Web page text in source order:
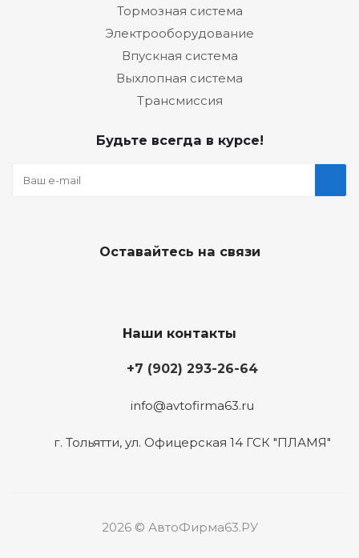
Тормозная система
Электрооборудование
Впускная система
Выхлопная система
Трансмиссия
Будьте всегда в курсе!
Оставайтесь на связи
Наши контакты
+7 (902) 293-26-64
info@avtofirma63.ru
г. Тольятти, ул. Офицерская 14 ГСК "ПЛАМЯ"
2026 © АвтоФирма63.РУ